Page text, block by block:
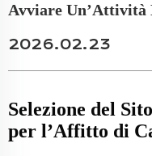
Avviare
2026.02.23
Selezione del
per l’Affitto di